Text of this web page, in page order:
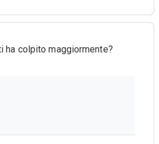
ha colpito maggiormente?